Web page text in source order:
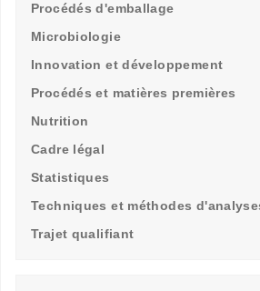
Procédés d'emballage
Microbiologie
Innovation et développement
Procédés et matières premières
Nutrition
Cadre légal
Statistiques
Techniques et méthodes
Trajet qualifiant